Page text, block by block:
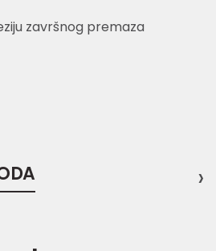
završnog premaza
›